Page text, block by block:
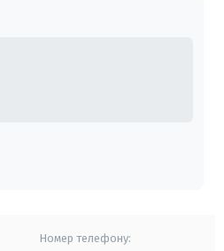
Номер телефону: